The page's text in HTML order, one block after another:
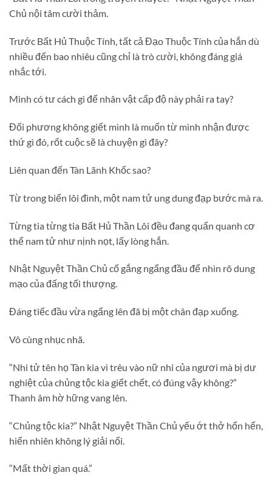
Chủ nội tâm cười thảm.
Trước Bất Hủ Thuộc Tính, tất cả Đạo Thuộc Tính của hắn dù
nhiều đến bao nhiêu cũng chỉ là trò cười, không đáng giá
nhắc tới.
Mình có tư cách gì để nhân vật cấp độ này phải ra tay?
Đối phương không giết mình là muốn từ mình nhận được
thứ gì đó, rốt cuộc sẽ là chuyện gì đây?
Liên quan đến Tàn Lãnh Khốc sao?
Từ trong biển lôi đình, một nam tử ung dung đạp bước mà ra.
Từng tia từng tia Bất Hủ Thần Lôi đều đang quấn quanh cơ
thể nam tử như nịnh nọt, lấy lòng hắn.
Nhật Nguyệt Thần Chủ cố gắng ngẩng đầu để nhìn rõ dung
mạo của đấng tối thượng.
Đáng tiếc đầu vừa ngẩng lên đã bị một chân đạp xuống.
Vô cùng nhục nhã.
“Nhi tử tên họ Tàn kia vì trêu vào nữ nhi của ngươi mà bị dư
nghiệt của chủng tộc kia giết chết, có đúng vậy không?”
Thanh âm hờ hững vang lên.
“Chủng tộc kia?” Nhật Nguyệt Thần Chủ yếu ớt thở hổn hển,
hiển nhiên không lý giải nổi.
“Mất thời gian quá.”